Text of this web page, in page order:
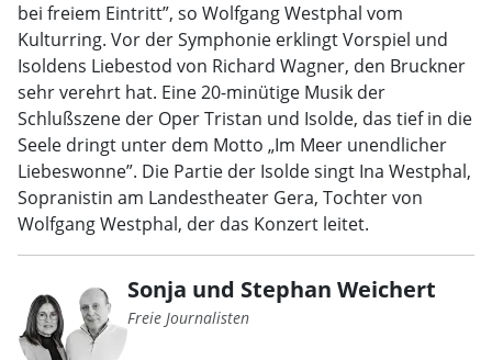
bei freiem Eintritt”, so Wolfgang Westphal vom
Kulturring. Vor der Symphonie erklingt Vorspiel und
Isoldens Liebestod von Richard Wagner, den Bruckner
sehr verehrt hat. Eine 20-minütige Musik der
Schlußszene der Oper Tristan und Isolde, das tief in die
Seele dringt unter dem Motto „Im Meer unendlicher
Liebeswonne”. Die Partie der Isolde singt Ina Westphal,
Sopranistin am Landestheater Gera, Tochter von
Wolfgang Westphal, der das Konzert leitet.
Sonja und Stephan Weichert
Freie Journalisten